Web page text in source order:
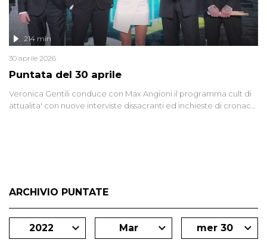
Puntata del 30 aprile
214 min
30 aprile 2026
Veronica Gentili conduce con Max Angioni il programma cult di
attualita' con nuove interviste dissacranti ed inchieste di cronaca
ARCHIVIO PUNTATE
2022 Mar mer 30